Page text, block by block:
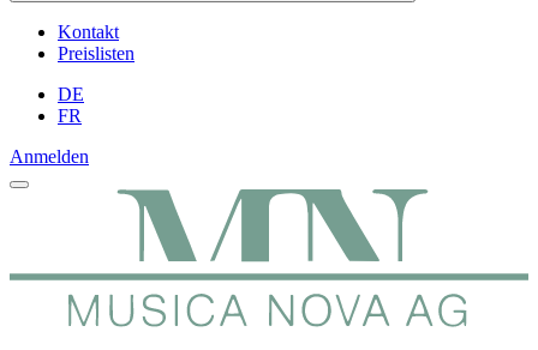
Kontakt
Preislisten
DE
FR
Anmelden